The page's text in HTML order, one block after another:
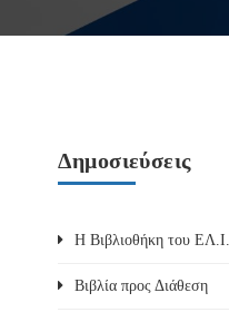
Δημοσιεύσεις
Η Βιβλιοθήκη του
Βιβλία προς Διάθεση